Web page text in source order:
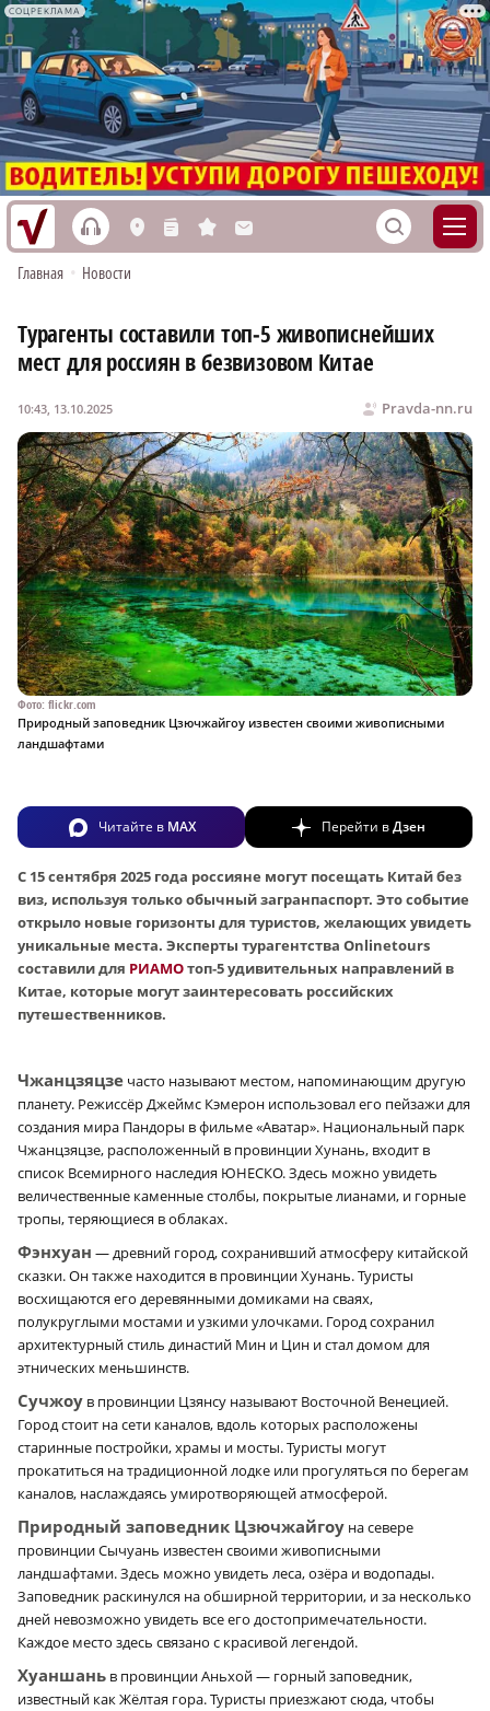
СОЦРЕКЛАМА
h L n s M S
Главная • Новости
Турагенты составили топ‑5 живописнейших
мест для россиян в безвизовом Китае
Pravda-nn.ru
10:43, 13.10.2025
Фото: flickr.com
Природный заповедник Цзючжайгоу известен своими живописными
ландшафтами
Читайте в MAX Перейти вДзен
С 15 сентября 2025 года россияне могут посещать Китай без
виз, используя только обычный загранпаспорт. Это событие
открыло новые горизонты для туристов, желающих увидеть
уникальные места. Эксперты турагентства Onlinetours
составили для РИАМОтоп‑5 удивительных направлений в
Китае, которые могут заинтересовать российских
путешественников.
Чжанцзяцзе часто называют местом, напоминающим другую
планету. Режиссёр Джеймс Кэмерон использовал его пейзажи для
создания мира Пандоры в фильме «Аватар». Национальный парк
Чжанцзяцзе, расположенный в провинции Хунань, входит в
список Всемирного наследия ЮНЕСКО. Здесь можно увидеть
величественные каменные столбы, покрытые лианами, и горные
тропы, теряющиеся в облаках.
Фэнхуан — древний город, сохранивший атмосферу китайской
сказки. Он также находится в провинции Хунань. Туристы
восхищаются его деревянными домиками на сваях,
полукруглыми мостами и узкими улочками. Город сохранил
архитектурный стиль династий Мин и Цин и стал домом для
этнических меньшинств.
Сучжоу в провинции Цзянсу называют Восточной Венецией.
Город стоит на сети каналов, вдоль которых расположены
старинные постройки, храмы и мосты. Туристы могут
прокатиться на традиционной лодке или прогуляться по берегам
каналов, наслаждаясь умиротворяющей атмосферой.
Природный заповедник Цзючжайгоу на севере
провинции Сычуань известен своими живописными
ландшафтами. Здесь можно увидеть леса, озёра и водопады.
Заповедник раскинулся на обширной территории, и за несколько
дней невозможно увидеть все его достопримечательности.
Каждое место здесь связано с красивой легендой.
Хуаншань в провинции Аньхой — горный заповедник,
известный как Жёлтая гора. Туристы приезжают сюда, чтобы